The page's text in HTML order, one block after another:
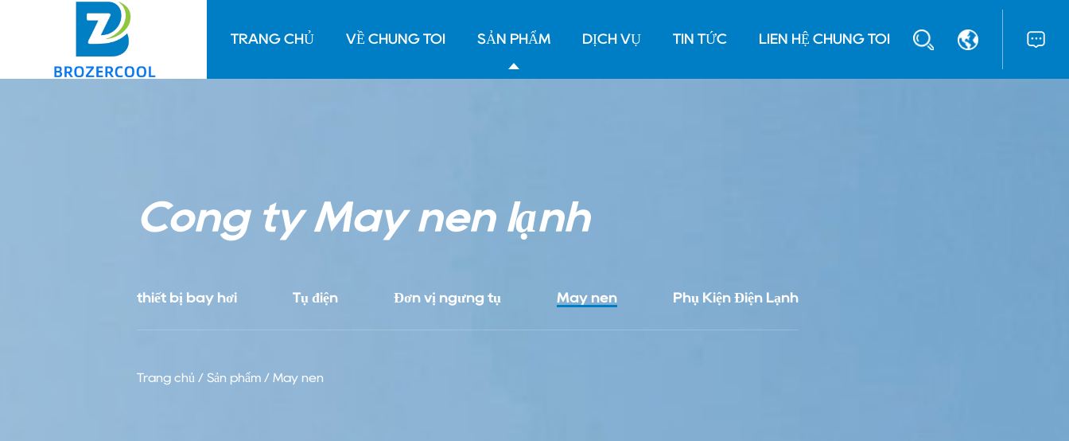
TRANG CHỦ VỀ CHÚNG TÔI SẢN PHẨM DỊCH VỤ TIN TỨC LIÊN HỆ CHÚNG TÔI
Công ty Máy nén lạnh
thiết bị bay hơi Tụ điện Đơn vị ngưng tụ Máy nén Phụ Kiện Điện Lạnh
Trang chủ / Sản phẩm / Máy nén